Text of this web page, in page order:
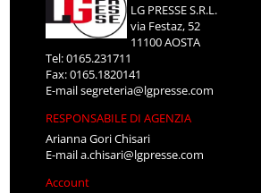
LG PRESSE S.R.L.
via Festaz, 52
11100 AOSTA
Tel: 0165.231711
Fax: 0165.1820141
E-mailsegreteria@lgpresse.com
RESPONSABILE DI AGENZIA
Arianna Gori Chisari
E-maila.chisari@lgpresse.com
Account